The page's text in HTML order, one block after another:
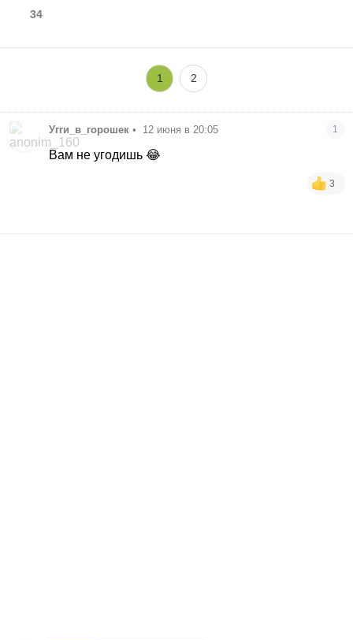
34
1 2
Угги_в_горошек • 12 июня в 20:05 1
Вам не угодишь 😂
3